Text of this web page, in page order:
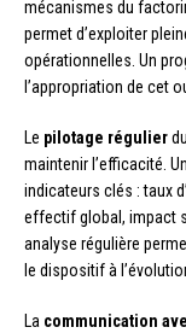
mécanismes du
permet d’exploiter
opérationnelles. Un
l’appropriation de cet
Le pilotage régulier
maintenir l’efficacité.
indicateurs clés : taux
effectif global, impact
analyse régulière
le dispositif à
La communication